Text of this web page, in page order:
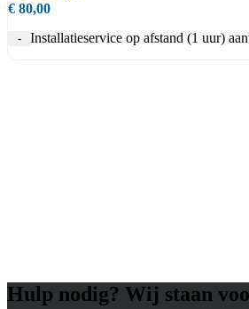
€ 80,00
- Installatieservice op afstand (1 uur)
Hulp nodig? Wij staan